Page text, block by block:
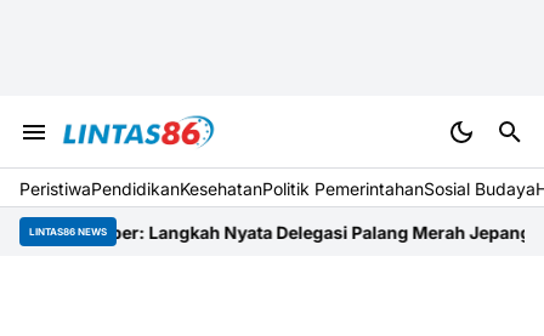
PeristiwaPendidikanKesehatanPolitik PemerintahanSosial Budaya
LINTAS86 NEWS
Langkah Nyata Delegasi Palang Merah Jepang Dampingi